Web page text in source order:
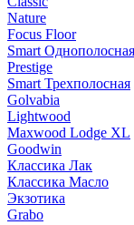
Nature
Focus Floor
Smart Однополосная
Prestige
Smart Трехполосная
Golvabia
Lightwood
Maxwood Lodge XL
Goodwin
Классика Лак
Классика Масло
Экзотика
Grabo